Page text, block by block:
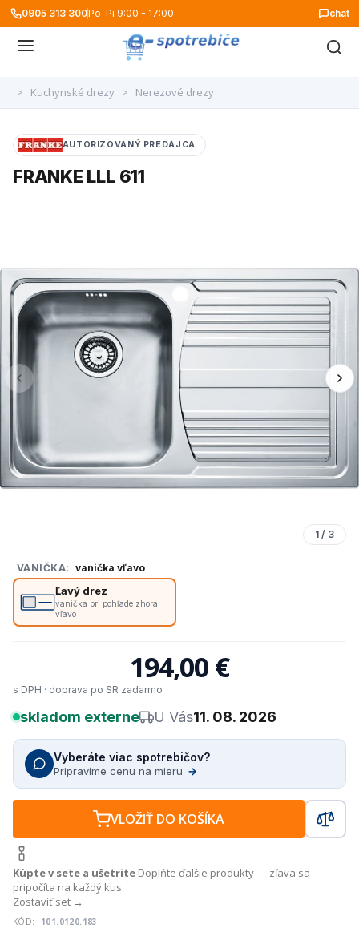
0905 313 300Po-Pi 9:00 - 17:00 chat
> Kuchynské drezy > Nerezové drezy
1 / 3
AUTORIZOVANÝ PREDAJCA
FRANKE LLL 611
VANIČKA: vanička vľavo
Ľavý drez
vanička pri pohľade zhora
vľavo
194,00 €
s DPH · doprava po SR zadarmo
skladom externe U Vás11. 08. 2026
Vyberáte viac spotrebičov?
Pripravíme cenu na mieru →
VLOŽIŤ DO KOŠÍKA
Kúpte v sete a ušetrite Doplňte ďalšie produkty — zľava sa
pripočíta na každý kus.
Zostaviť set →
KÓD: 101.0120.183